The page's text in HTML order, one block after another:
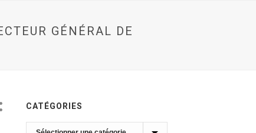
GÉNÉRAL DE
CATÉGORIES
Catégories